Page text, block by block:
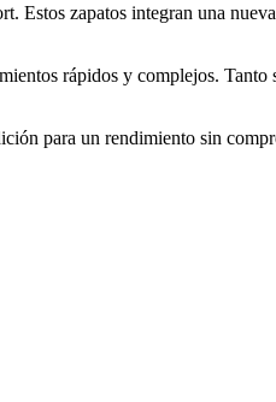
Estos zapatos integran una
rápidos y complejos.
para un rendimiento sin